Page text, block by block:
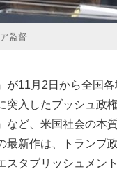
監督
11月2日から全国
入したブッシュ政
など、米国社会の本
新作は、トランプ
タブリッシュメン